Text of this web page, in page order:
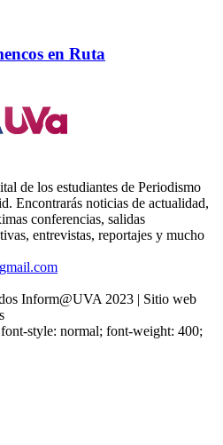
en Ruta
de los estudiantes de Periodismo
Encontrarás noticias de actualidad,
conferencias, salidas
entrevistas, reportajes y mucho
Inform@UVA 2023 | Sitio web
style: normal; font-weight: 400;